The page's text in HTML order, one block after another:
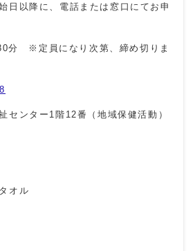
日以降に、電話または窓口にてお申
分 ※定員になり次第、締め切りま
センター1階12番（地域保健活動）
オル